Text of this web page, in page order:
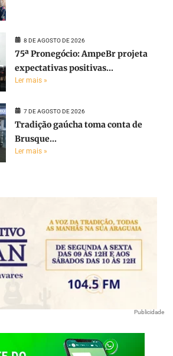
8 DE AGOSTO DE 2026
75ª Pronegócio: AmpeBr projeta
expectativas positivas...
Ler mais »
7 DE AGOSTO DE 2026
Tradição gaúcha toma conta de
Brusque...
Ler mais »
Publicidade